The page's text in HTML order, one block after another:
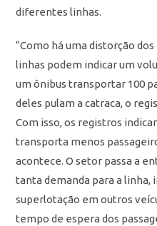
diferentes linhas.
“Como há uma distorção
linhas podem indicar um
um ônibus transportar 100
deles pulam a catraca, o
Com isso, os registros
transporta menos
acontece. O setor passa a
tanta demanda para a
superlotação em outros
tempo de espera dos